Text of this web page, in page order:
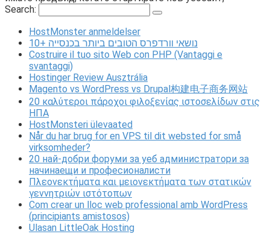
Search:
HostMonster anmeldelser
10+ נושאי וורדפרס הטובים ביותר בכנסייה
Costruire il tuo sito Web con PHP (Vantaggi e
svantaggi)
Hostinger Review Ausztrália
Magento vs WordPress vs Drupal构建电子商务网站
20 καλύτεροι πάροχοι φιλοξενίας ιστοσελίδων στις
ΗΠΑ
HostMonsteri ülevaated
Når du har brug for en VPS til dit websted for små
virksomheder?
20 най-добри форуми за уеб администратори за
начинаещи и професионалисти
Πλεονεκτήματα και μειονεκτήματα των στατικών
γεννητριών ιστότοπων
Com crear un lloc web professional amb WordPress
(principiants amistosos)
Ulasan LittleOak Hosting